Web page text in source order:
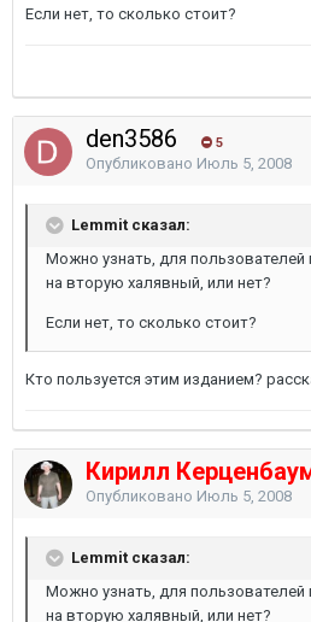
Если нет, то сколько стоит?
den3586 5
Опубликовано Июль 5, 2008
Lemmit сказал:
Можно узнать, для пользователей
на вторую халявный, или нет?
Если нет, то сколько стоит?
Кто пользуется этим изданием?
Кирилл
Опубликовано Июль 5, 2008
Lemmit сказал:
Можно узнать, для пользователей
на вторую халявный, или нет?